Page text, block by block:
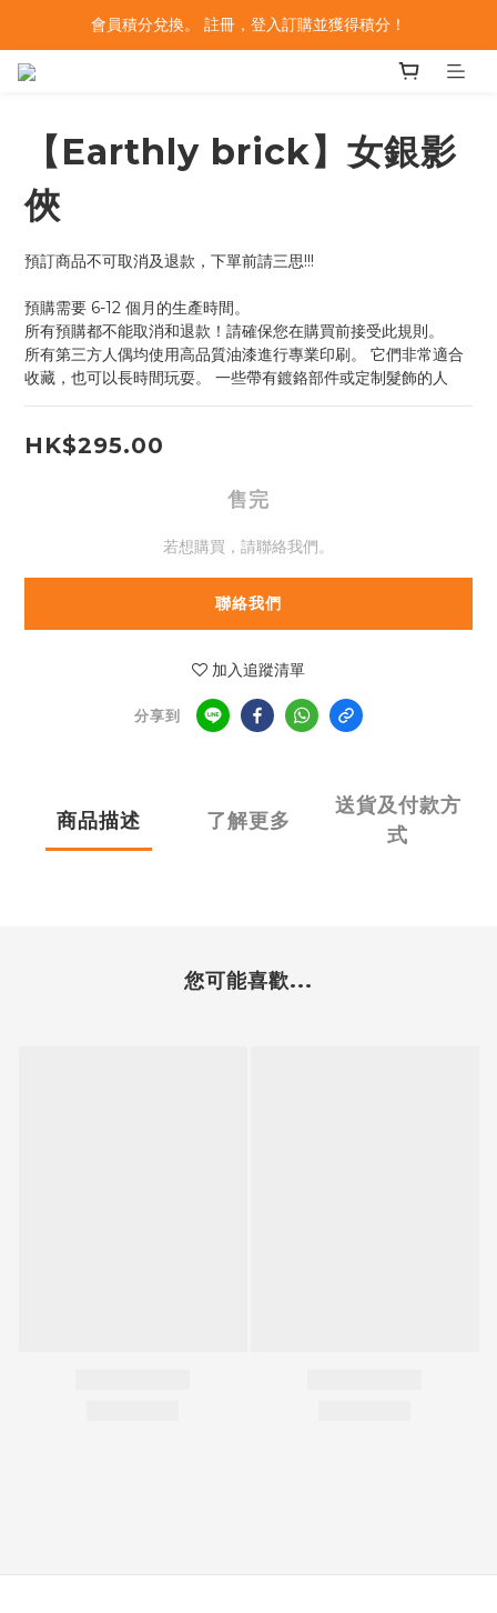
會員積分兌換。 註冊，登入訂購並獲得積分！
【Earthly brick】女銀影
俠
預訂商品不可取消及退款，下單前請三思!!!
預購需要 6-12 個月的生產時間。
所有預購都不能取消和退款！請確保您在購買前接受此規則。
所有第三方人偶均使用高品質油漆進行專業印刷。 它們非常適合
收藏，也可以長時間玩耍。 一些帶有鍍鉻部件或定制髮飾的人
HK$295.00
售完
若想購買，請聯絡我們。
聯絡我們
加入追蹤清單
分享到
商品描述 了解更多
送貨及付款方
式
您可能喜歡...